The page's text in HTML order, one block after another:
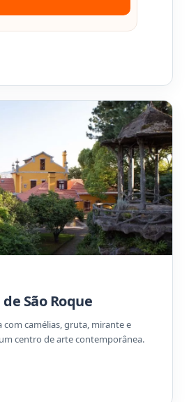
São Roque
camélias, gruta, mirante e
centro de arte contemporânea.